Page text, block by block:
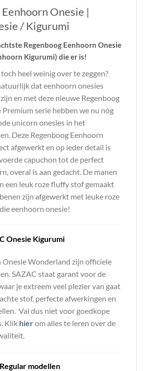
Onesie |
/ Kigurumi
Regenboog Eenhoorn Onesie
Kigurumi) die er is!
heel weinig over te zeggen?
dat eenhoorn onesies
en met deze nieuwe Regenboog
serie hebben we nu nóg
unicorn onesies in het
Deze Regenboog Eenhoorn
afgewerkt en op ieder detail is
capuchon tot de perfect
overal is aan gedacht. De manen
een leuk roze fluffy stof gemaakt
zijn afgewerkt met leuke roze
eenhoorn onesie!
Onesie Kigurumi
Onesie Wonderland zijn officiele
SAZAC staat garant voor de
je extreem veel plezier van gaat
stof, perfecte afwerkingen en
Val dus niet voor goedkope
Klik hierom alles te leren over de
modellen